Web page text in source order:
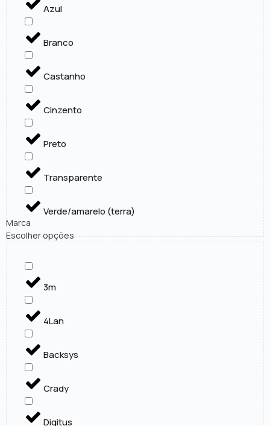
Azul
Branco
Castanho
Cinzento
Preto
Transparente
Verde/amarelo (terra)
Marca
Escolher opções
3m
4Lan
Backsys
Crady
Digitus